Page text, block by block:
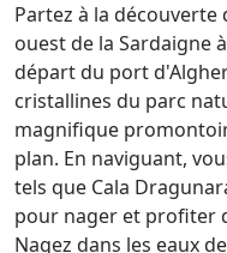
Partez à la
ouest de la Sardaigne
départ du port
cristallines du parc
magnifique
plan. En naviguant,
tels que Cala
pour nager et profiter
Nagez dans les eaux